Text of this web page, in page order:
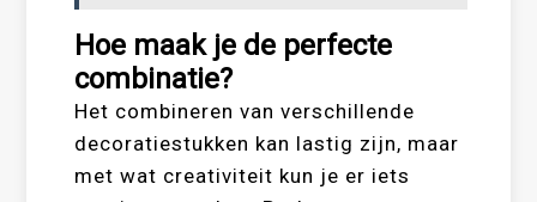
Hoe maak je de perfecte
combinatie?
Het combineren van verschillende
decoratiestukken kan lastig zijn, maar
met wat creativiteit kun je er iets